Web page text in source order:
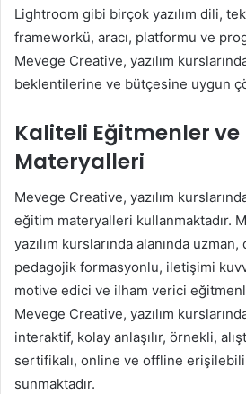
Lightroom gibi birçok yazılım dili,
frameworkü, aracı, platformu ve
Mevege Creative, yazılım
beklentilerine ve bütçesine uygun
Kaliteli Eğitmenler ve
Materyalleri
Mevege Creative, yazılım
eğitim materyalleri kullanmaktadır.
yazılım kurslarında alanında
pedagojik formasyonlu, iletişimi
motive edici ve ilham verici
Mevege Creative, yazılım
interaktif, kolay anlaşılır, örnekli,
sertifikalı, online ve offline
sunmaktadır.